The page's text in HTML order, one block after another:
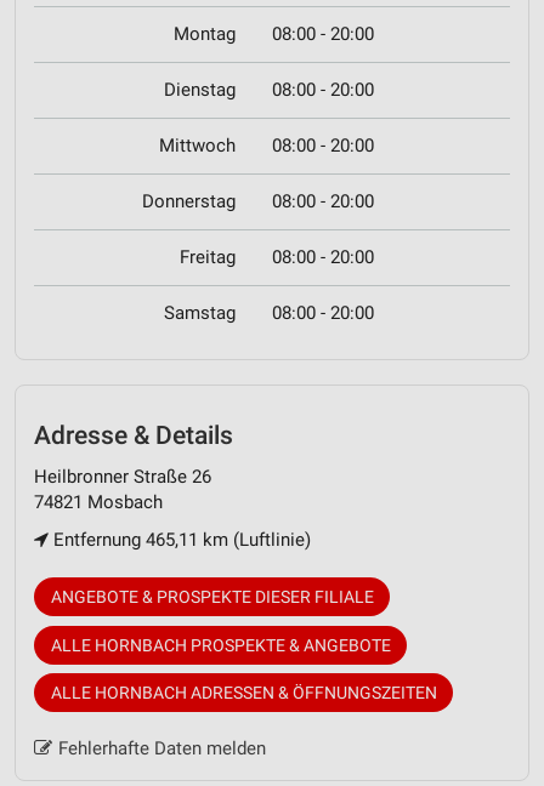
Montag 08:00 - 20:00
Dienstag 08:00 - 20:00
Mittwoch 08:00 - 20:00
Donnerstag 08:00 - 20:00
Freitag 08:00 - 20:00
Samstag 08:00 - 20:00
Adresse & Details
Heilbronner Straße 26
74821 Mosbach
Entfernung 465,11 km (Luftlinie)
ANGEBOTE & PROSPEKTE DIESER FILIALE
ALLE HORNBACH PROSPEKTE & ANGEBOTE
ALLE HORNBACH ADRESSEN & ÖFFNUNGSZEITEN
Fehlerhafte Daten melden